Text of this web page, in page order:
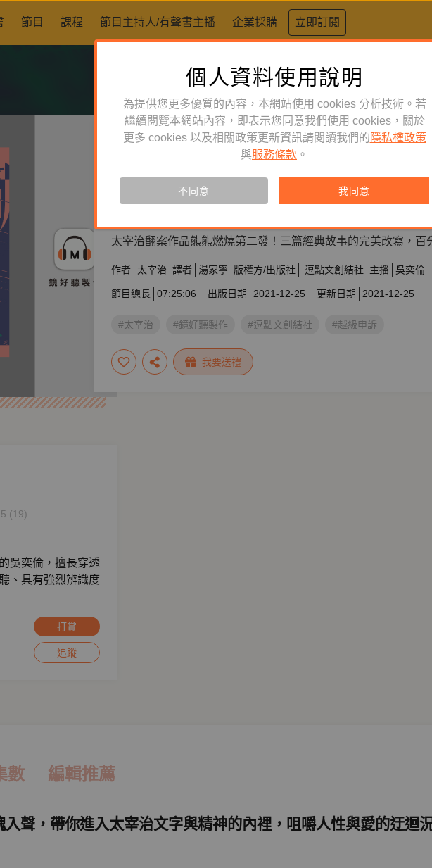
節目 課程 節目主持人/有聲書主播 企業採購 立即訂閱
文學小說
越級申訴（全新校訂版）
太宰治翻案作品熊熊燃燒第二發！三篇經典故事的完美改寫，百
作者 太宰治 譯者 湯家寧 版權方/出版社 逗點文創結社 主播 吳奕倫
節目總長 07:25:06 出版日期 2021-12-25 更新日期 2021-12-25
#太宰治 #鏡好聽製作 #逗點文創結社 #越級申訴
我要送禮
5 (19)
吳奕倫，擅長穿透
、具有強烈辨識度
打賞
追蹤
數 編輯推薦
聲，帶你進入太宰治文字與精神的內裡，咀嚼人性與愛的迂迴
個人資料使用說明
為提供您更多優質的內容，本網站使用 cookies 分析技術。若
繼續閱覽本網站內容，即表示您同意我們使用 cookies，關於
更多 cookies 以及相關政策更新資訊請閱讀我們的 隱私權政策
與服務條款 。
不同意 我同意